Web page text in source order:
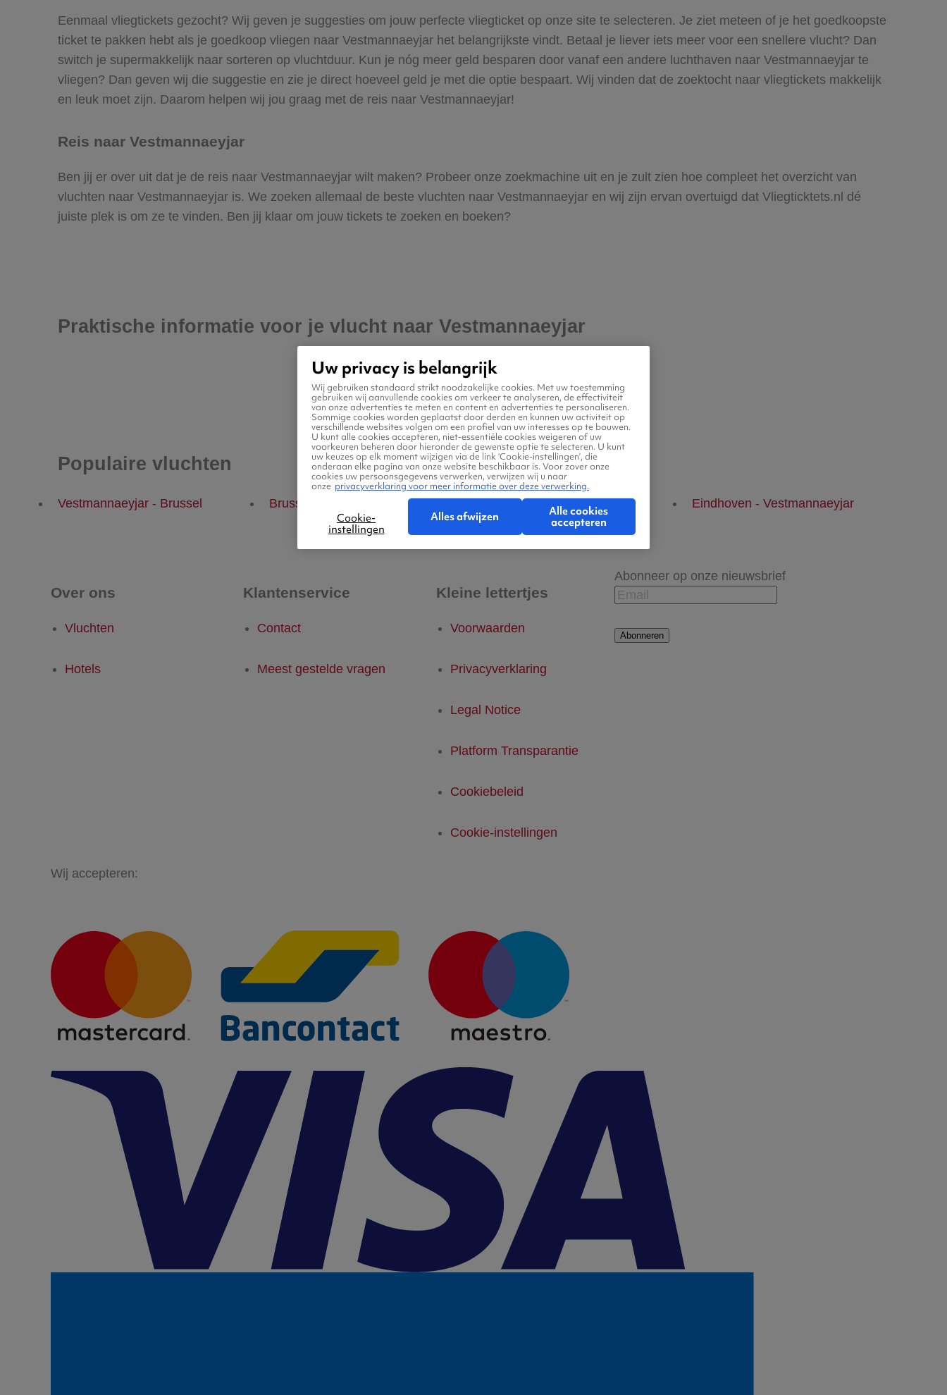
Eenmaal vliegtickets gezocht? Wij geven je suggesties om jouw perfecte vliegticket op onze site te selecteren. Je ziet meteen of je het goedkoopste
ticket te pakken hebt als je goedkoop vliegen naar Vestmannaeyjar het belangrijkste vindt. Betaal je liever iets meer voor een snellere vlucht? Dan
switch je supermakkelijk naar sorteren op vluchtduur. Kun je nóg meer geld besparen door vanaf een andere luchthaven naar Vestmannaeyjar te
vliegen? Dan geven wij die suggestie en zie je direct hoeveel geld je met die optie bespaart. Wij vinden dat de zoektocht naar vliegtickets makkelijk
en leuk moet zijn. Daarom helpen wij jou graag met de reis naar Vestmannaeyjar!
Reis naar Vestmannaeyjar
Ben jij er over uit dat je de reis naar Vestmannaeyjar wilt maken? Probeer onze zoekmachine uit en je zult zien hoe compleet het overzicht van
vluchten naar Vestmannaeyjar is. We zoeken allemaal de beste vluchten naar Vestmannaeyjar en wij zijn ervan overtuigd dat Vliegticktets.nl dé
juiste plek is om ze te vinden. Ben jij klaar om jouw tickets te zoeken en boeken?
Praktische informatie voor je vlucht naar Vestmannaeyjar
Populaire vluchten
Vestmannaeyjar - Brussel Brussel - Vestmannaeyjar Vestmannaeyjar - Eindhoven Eindhoven - Vestmannaeyjar
Over ons
Vluchten
Hotels
Klantenservice
Contact
Meest gestelde vragen
Kleine lettertjes
Voorwaarden
Privacyverklaring
Legal Notice
Platform Transparantie
Cookiebeleid
Cookie-instellingen
Abonneer op onze nieuwsbrief
Abonneren
Wij accepteren:
Uw privacy is belangrijk
Wij gebruiken standaard strikt noodzakelijke cookies. Met uw toestemming
gebruiken wij aanvullende cookies om verkeer te analyseren, de effectiviteit
van onze advertenties te meten en content en advertenties te personaliseren.
Sommige cookies worden geplaatst door derden en kunnen uw activiteit op
verschillende websites volgen om een profiel van uw interesses op te bouwen.
U kunt alle cookies accepteren, niet-essentiële cookies weigeren of uw
voorkeuren beheren door hieronder de gewenste optie te selecteren. U kunt
uw keuzes op elk moment wijzigen via de link ‘Cookie-instellingen’, die
onderaan elke pagina van onze website beschikbaar is. Voor zover onze
cookies uw persoonsgegevens verwerken, verwijzen wij u naar
onze privacyverklaring voor meer informatie over deze verwerking.
Cookie-
instellingen
Alles afwijzen
Alle cookies
accepteren